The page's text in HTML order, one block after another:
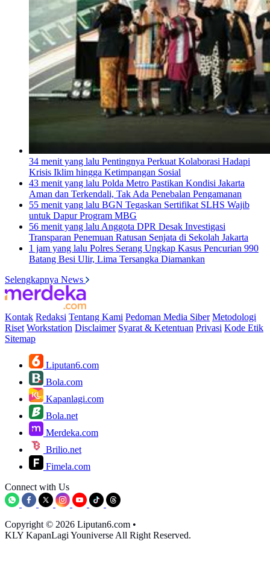
34 menit yang lalu Pentingnya Perkuat Kolaborasi Hadapi
Krisis Iklim hingga Ketimpangan Sosial
43 menit yang lalu Polda Metro Pastikan Kondisi Jakarta
Aman dan Terkendali, Tak Ada Penebalan Pengamanan
55 menit yang lalu BGN Tegaskan Sertifikat SLHS Wajib
untuk Dapur Program MBG
56 menit yang laluAnggota DPR Desak Investigasi
Transparan Penemuan Ratusan Senjata di Sekolah Jakarta
1 jam yang lalu Polres Serang Ungkap Kasus Pencurian 990
Batang Besi Ulir, Lima Tersangka Diamankan
Selengkapnya News
Kontak Redaksi Tentang Kami Pedoman Media Siber Metodologi
Riset Workstation Disclaimer Syarat & Ketentuan Privasi Kode Etik
Sitemap
Liputan6.com
Bola.com
Kapanlagi.com
Bola.net
Merdeka.com
Brilio.net
Fimela.com
Connect with Us
Copyright © 2026 Liputan6.com •
KLY KapanLagi Youniverse All Right Reserved.